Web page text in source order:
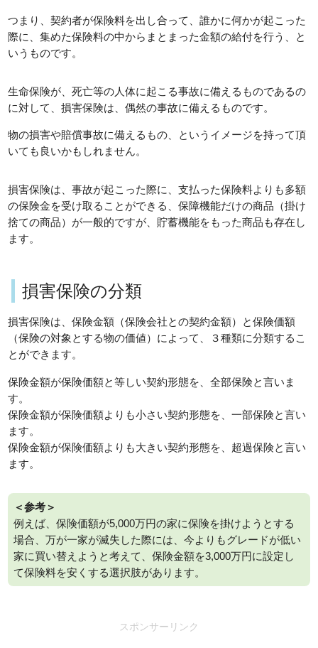
つまり、契約者が保険料を出し合って、誰かに何かが起こった
際に、集めた保険料の中からまとまった金額の給付を行う、と
いうものです。
生命保険が、死亡等の人体に起こる事故に備えるものであるの
に対して、損害保険は、偶然の事故に備えるものです。
物の損害や賠償事故に備えるもの、というイメージを持って頂
いても良いかもしれません。
損害保険は、事故が起こった際に、支払った保険料よりも多額
の保険金を受け取ることができる、保障機能だけの商品（掛け
捨ての商品）が一般的ですが、貯蓄機能をもった商品も存在し
ます。
損害保険の分類
損害保険は、保険金額（保険会社との契約金額）と保険価額
（保険の対象とする物の価値）によって、３種類に分類するこ
とができます。
保険金額が保険価額と等しい契約形態を、全部保険と言いま
す。
保険金額が保険価額よりも小さい契約形態を、一部保険と言い
ます。
保険金額が保険価額よりも大きい契約形態を、超過保険と言い
ます。
＜参考＞
例えば、保険価額が5,000万円の家に保険を掛けようとする
場合、万が一家が滅失した際には、今よりもグレードが低い
家に買い替えようと考えて、保険金額を3,000万円に設定し
て保険料を安くする選択肢があります。
スポンサーリンク